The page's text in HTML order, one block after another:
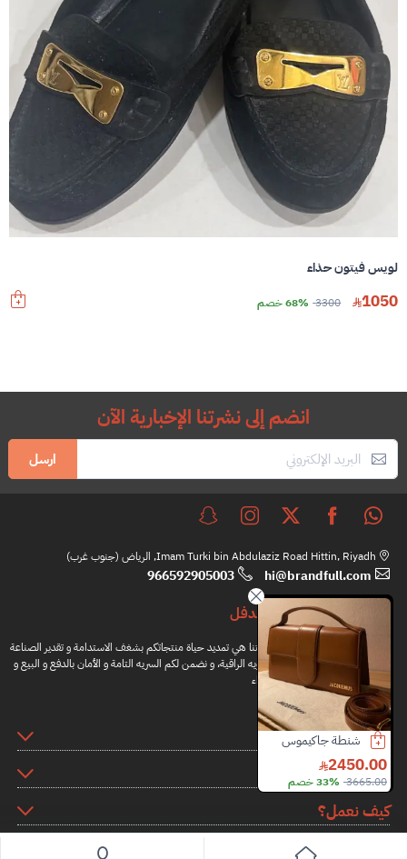
محفظة كارولينا هريرا
700.00
2700.00 74% خصم
Slide 4 of 8
لويس فيتون حذاء
1050
3300 68% خصم
انضم إلى نشرتنا الإخبارية الآن
ارسل
Imam Turki bin Abdulaziz Road Hittin, Riyadh, الرياض (جنوب غرب)
hi@brandfull.com
966592905003
براندفل
مهمتنا هي تمديد حياة منتجاتكم بشغف الاستدامة و تقدير الصناعة
اليدويه الراقية، و نضمن لكم السريه التامة و الأمان بالدفع و البيع و
الشراء
المعلومات
روابط اضافية
كيف نعمل؟